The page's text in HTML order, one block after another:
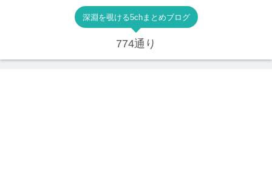
深淵を覗ける5chまとめブログ
774通り